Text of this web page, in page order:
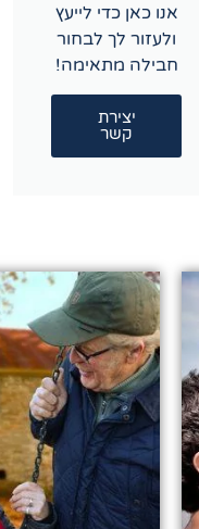
אנו כאן כדי לייעץ
ולעזור לך לבחור
חבילה מתאימה!
יצירת
קשר